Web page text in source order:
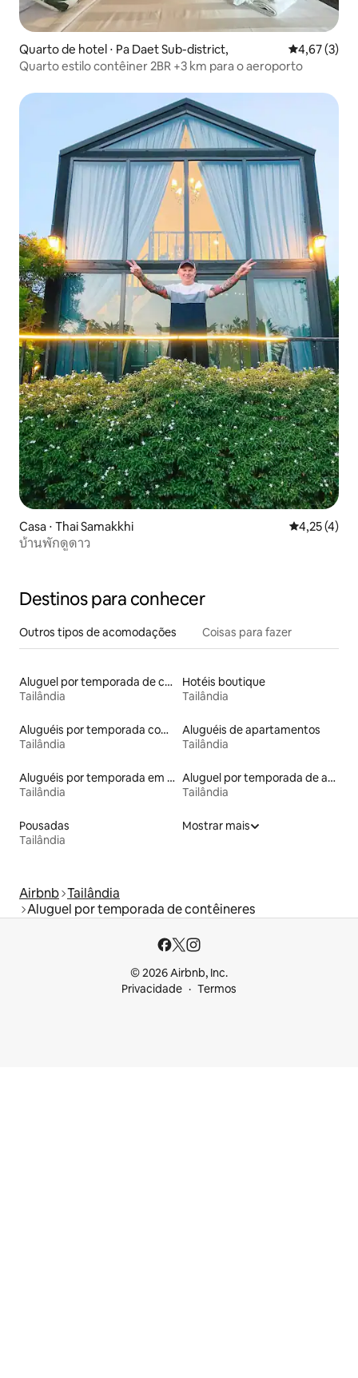
Quarto de hotel ⋅ Pa Daet Sub-district, 4,67 de
4,67 (3)
Quarto estilo contêiner 2BR +3 km para o aeroporto
Casa ⋅ Thai Samakkhi 4,25 de
4,25 (4)
บ้านพักดูดาว
Destinos para conhecer
Outros tipos de acomodações Coisas para fazer
Aluguel por temporada de casas-barco
Tailândia
Hotéis boutique
Tailândia
Aluguéis por temporada com caiaque
Tailândia
Aluguéis de apartamentos
Tailândia
Aluguéis por temporada em acampamentos
Tailândia
Aluguel por temporada de apart-hotéis
Tailândia
Pousadas
Tailândia
Mostrar mais
Airbnb Tailândia
Aluguel por temporada de contêineres
© 2026 Airbnb, Inc.
Privacidade
Termos